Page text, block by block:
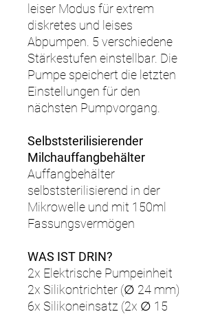
leiser Modus für extrem
diskretes und leises
Abpumpen. 5 verschiedene
Stärkestufen einstellbar. Die
Pumpe speichert die letzten
Einstellungen für den
nächsten Pumpvorgang.
Selbststerilisierender
Milchauffangbehälter
Auffangbehälter
selbststerilisierend in der
Mikrowelle und mit 150ml
Fassungsvermögen
WAS IST DRIN?
2x Elektrische Pumpeinheit
2x Silikontrichter (∅ 24 mm)
6x Silikoneinsatz (2x ∅ 15